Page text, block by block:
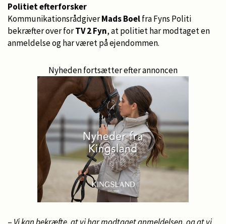
Politiet efterforsker
KommunikationsrådgiverMads Boelfra Fyns Politi
bekræfter over forTV 2 Fyn, at politiet har modtaget en
anmeldelse og har været på ejendommen.
Nyheden fortsætter efter annoncen